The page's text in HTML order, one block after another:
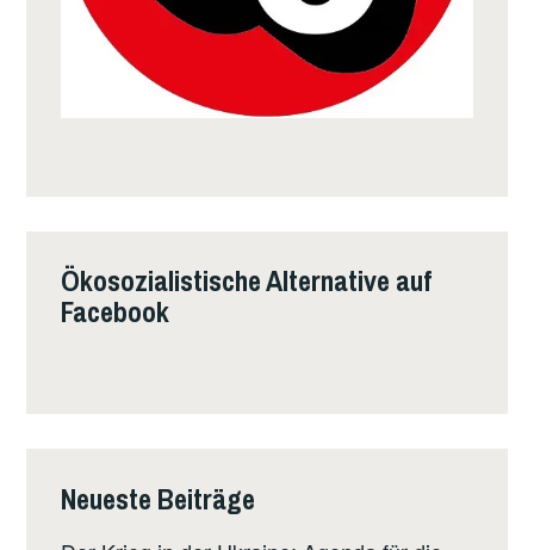
Ökosozialistische Alternative auf
Facebook
Neueste Beiträge